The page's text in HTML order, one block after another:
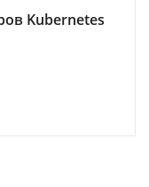
Kubernetes